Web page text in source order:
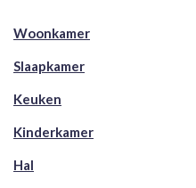
Woonkamer
Slaapkamer
Keuken
Kinderkamer
Hal